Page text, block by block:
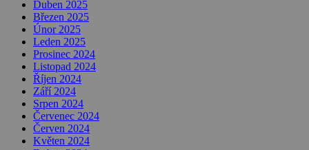
Duben 2025
Březen 2025
Únor 2025
Leden 2025
Prosinec 2024
Listopad 2024
Říjen 2024
Září 2024
Srpen 2024
Červenec 2024
Červen 2024
Květen 2024